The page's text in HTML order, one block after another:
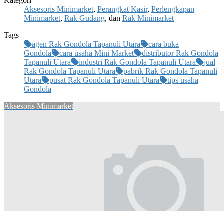
Aksesoris Minimarket, Perangkat Kasir, Perlengkapan
Minimarket, Rak Gudang, dan Rak Minimarket
Tags
agen Rak Gondola Tapanuli Utara
cara buka
Gondola
cara usaha Mini Market
distributor Rak Gondola
Tapanuli Utara
industri Rak Gondola Tapanuli Utara
jual
Rak Gondola Tapanuli Utara
pabrik Rak Gondola Tapanuli
Utara
pusat Rak Gondola Tapanuli Utara
tips usaha
Gondola
Aksesoris Minimarket